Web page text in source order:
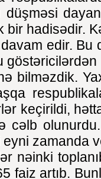
düşməsi
bir hadisədir.
davam edir.
bilməzdik.
keçirildi,
cəlb
eyni zamanda
nəinki
faiz artıb.